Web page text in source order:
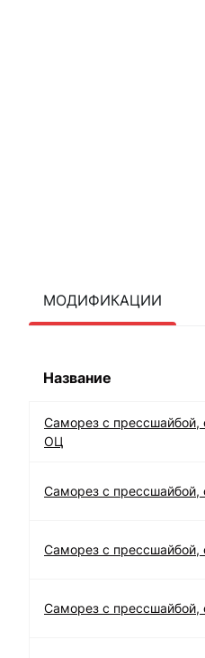
МОДИФИКАЦИИ
Название
Саморез с прессшайбой,
ОЦ
Саморез с
Саморез с
Саморез с